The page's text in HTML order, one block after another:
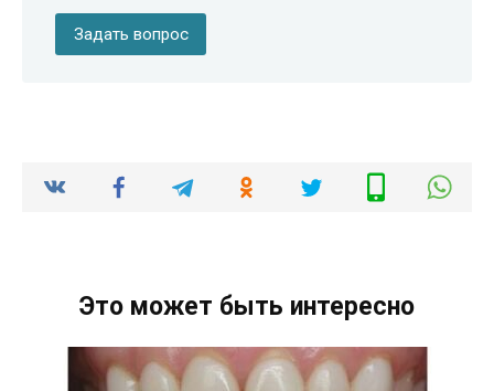
Задать вопрос
Это может быть интересно